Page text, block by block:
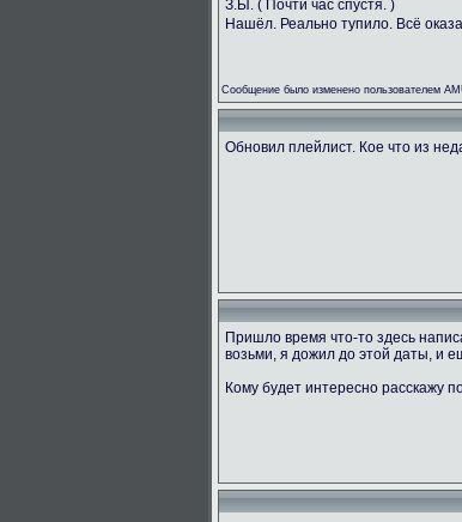
З.Ы. ( Почти час спустя. )
Нашёл. Реально тупило. Всё
Сообщение было изменено пользователем
Обновил плейлист. Кое что из
Пришло время что-то здесь
возьми, я дожил до этой даты, и
Кому будет интересно расскажу